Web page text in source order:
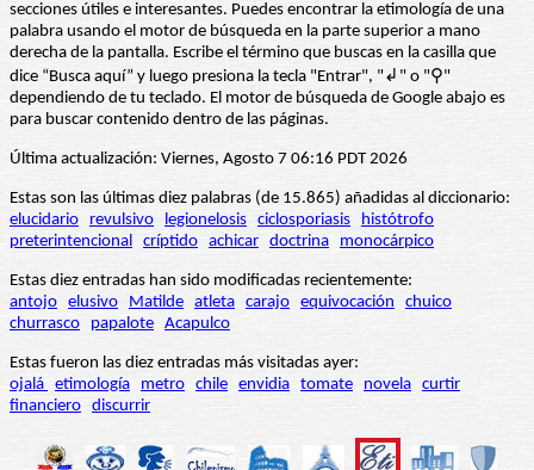
secciones útiles e interesantes. Puedes encontrar la etimología de una
palabra usando el motor de búsqueda en la parte superior a mano
derecha de la pantalla. Escribe el término que buscas en la casilla que
dice “Busca aquí” y luego presiona la tecla "Entrar", "↲" o "⚲"
dependiendo de tu teclado. El motor de búsqueda de Google abajo es
para buscar contenido dentro de las páginas.
Última actualización: Viernes, Agosto 7 06:16 PDT 2026
Estas son las últimas diez palabras (de 15.865) añadidas al diccionario:
elucidario
revulsivo legionelosis ciclosporiasis
histótrofo
preterintencional críptido achicar doctrina monocárpico
Estas diez entradas han sido modificadas recientemente:
antojo elusivo Matilde atleta carajo equivocación
chuico
churrasco
papalote Acapulco
Estas fueron las diez entradas más visitadas ayer:
ojalá etimología metro chile envidia tomate novela curtir
financiero discurrir